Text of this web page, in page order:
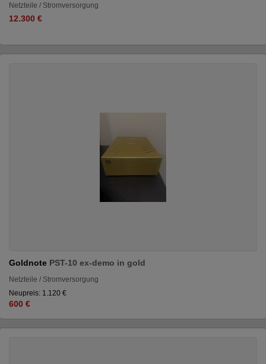
Netzteile / Stromversorgung
12.300 €
Goldnote PST-10 ex-demo in gold
Netzteile / Stromversorgung
Neupreis: 1.120 €
600 €